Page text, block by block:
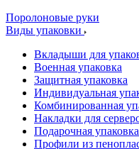
Поролоновые руки
Виды упаковки
Вкладыши для
Военная упаковка
Защитная упаковка
Индивидуальная
Комбинированная
Накладки для
Подарочная упаковка
Профили из